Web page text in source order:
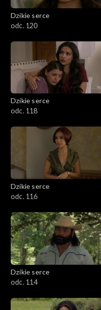
Dzikie serce
odc. 120
Dzikie serce
odc. 118
Dzikie serce
odc. 116
Dzikie serce
odc. 114